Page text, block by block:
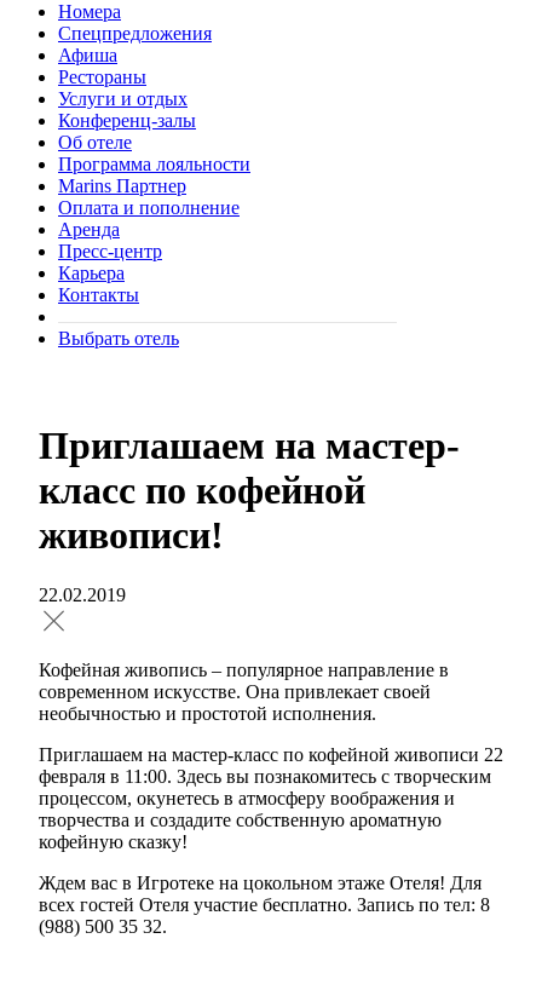
Номера
Спецпредложения
Афиша
Рестораны
Услуги и отдых
Конференц-залы
Об отеле
Программа лояльности
Marins Партнер
Оплата и пополнение
Аренда
Пресс-центр
Карьера
Контакты
Выбрать отель
Приглашаем на мастер-
класс по кофейной
живописи!
22.02.2019
Кофейная живопись – популярное направление в
современном искусстве. Она привлекает своей
необычностью и простотой исполнения.
Приглашаем на мастер-класс по кофейной живописи 22
февраля в 11:00. Здесь вы познакомитесь с творческим
процессом, окунетесь в атмосферу воображения и
творчества и создадите собственную ароматную
кофейную сказку!
Ждем вас в Игротеке на цокольном этаже Отеля! Для
всех гостей Отеля участие бесплатно. Запись по тел: 8
(988) 500 35 32.